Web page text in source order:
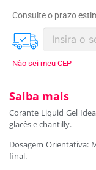
Consulte o prazo
Não sei meu CEP
Saiba mais
Corante Liquid Gel
glacês e chantilly.
Dosagem Orientativa:
final.